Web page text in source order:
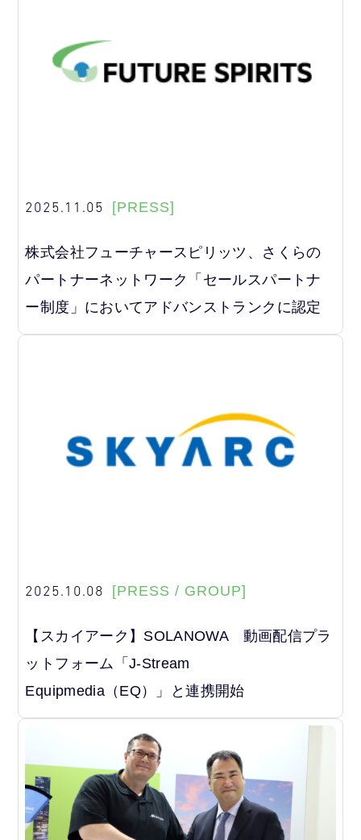
2025.11.05 [PRESS]
株式会社フューチャースピリッツ、さくらの
パートナーネットワーク「セールスパートナ
ー制度」においてアドバンストランクに認定
2025.10.08 [PRESS / GROUP]
【スカイアーク】SOLANOWA 動画配信プラ
ットフォーム「J-Stream
Equipmedia（EQ）」と連携開始